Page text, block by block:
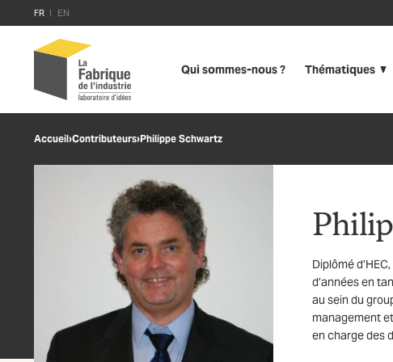
FR
EN
Qui sommes-nous ? Thématiques
Accueil›Contributeurs›Philippe Schwartz
Diplômé
d’années en
au sein du
management
en charge des